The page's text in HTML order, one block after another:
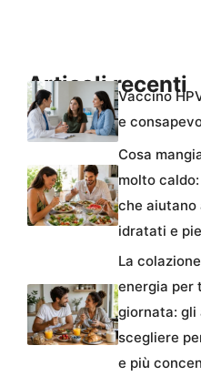
Articoli recenti
Vaccino
e
Cosa
molto
che aiutano
idratati e
La
energia per
giornata: gli
scegliere
e più